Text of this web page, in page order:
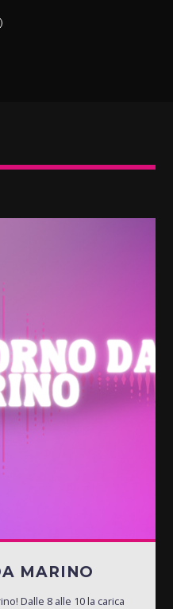
MARINO
Dalle 8 alle 10 la carica